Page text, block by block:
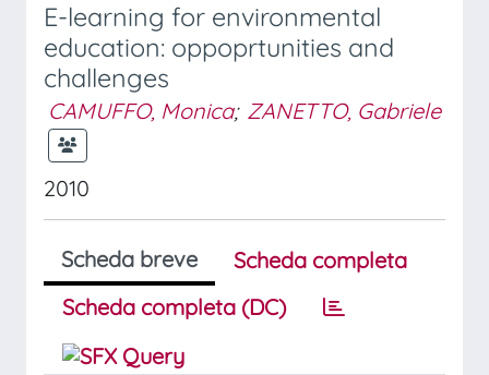
E-learning for environmental
education: oppoprtunities and
challenges
CAMUFFO, Monica; ZANETTO, Gabriele
2010
Scheda breve
Scheda completa
Scheda completa (DC)